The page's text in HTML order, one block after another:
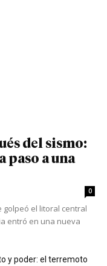
del sismo:
paso a una
0
el litoral central
entró en una nueva
y poder: el terremoto